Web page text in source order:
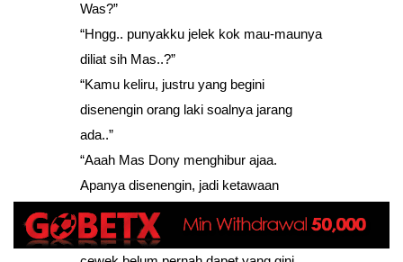
Was?”
“Hngg.. punyakku jelek kok mau-maunya
diliat sih Mas..?”
“Kamu keliru, justru yang begini
disenengin orang laki soalnya jarang
ada..”
“Aaah Mas Dony menghibur ajaa.
Apanya disenengin, jadi ketawaan
malah..”
“Lho Mas sendiri udah keliling banyak